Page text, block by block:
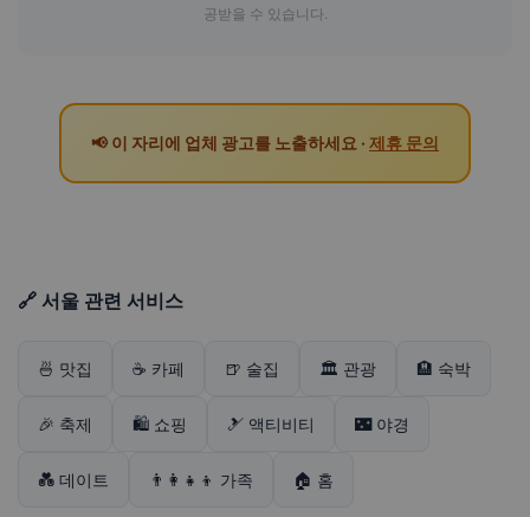
공받을 수 있습니다.
📢 이 자리에 업체 광고를 노출하세요 · 제휴 문의
🔗 서울 관련 서비스
🍜 맛집 ☕ 카페 🍺 술집 🏛️ 관광 🏨 숙박
🎉 축제 🛍️ 쇼핑 🎿 액티비티 🌃 야경
💑 데이트 👨‍👩‍👧‍👦 가족 🏠 홈